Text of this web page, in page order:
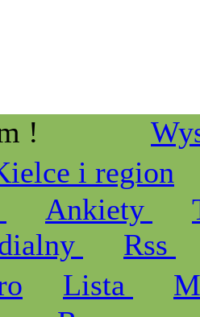
!
i region
Ankiety
Rss
Lista